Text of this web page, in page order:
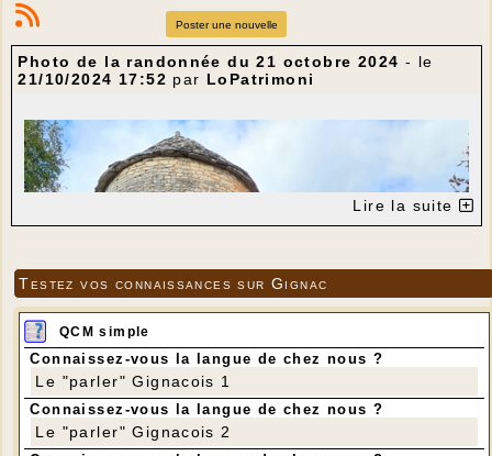
Poster une nouvelle
Photo de la randonnée du 21 octobre 2024 - le
21/10/2024 17:52 par LoPatrimoni
Lire la suite
Testez vos connaissances sur Gignac
QCM simple
Connaissez-vous la langue de chez nous ?
Le "parler" Gignacois 1
Connaissez-vous la langue de chez nous ?
Le "parler" Gignacois 2